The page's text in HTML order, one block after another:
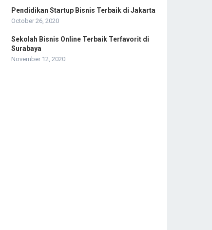
Pendidikan Startup Bisnis Terbaik di Jakarta
October 26, 2020
Sekolah Bisnis Online Terbaik Terfavorit di
Surabaya
November 12, 2020